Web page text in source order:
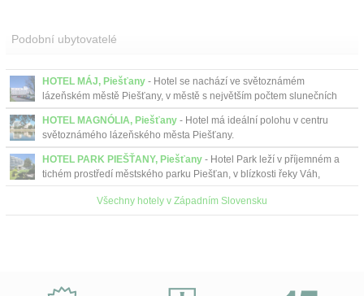
Podobní ubytovatelé
HOTEL MÁJ, Piešťany - Hotel se nachází ve světoznámém
lázeňském městě Piešťany, v městě s největším počtem slunečních
dní v roce na Slovensku....
HOTEL MAGNÓLIA, Piešťany - Hotel má ideální polohu v centru
světoznámého lázeňského města Piešťany.
HOTEL PARK PIEŠŤANY, Piešťany - Hotel Park leží v příjemném a
tichém prostředí městského parku Piešťan, v blízkosti řeky Váh,
necelých 500 m od pěší zóny s obchody a k...
Všechny hotely v Západním Slovensku